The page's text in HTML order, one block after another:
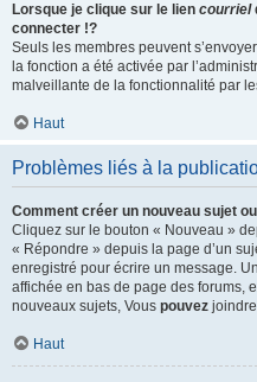
Lorsque je clique sur le lien courriel
connecter !?
Seuls les membres peuvent
la fonction a été activée par
malveillante de la fonctionnalité par
Haut
Problèmes liés à la
Comment créer un nouveau sujet
Cliquez sur le bouton « Nouveau »
« Répondre » depuis la page d’un
enregistré pour écrire un message.
affichée en bas de page des forums,
nouveaux sujets, Vous pouvez
Haut